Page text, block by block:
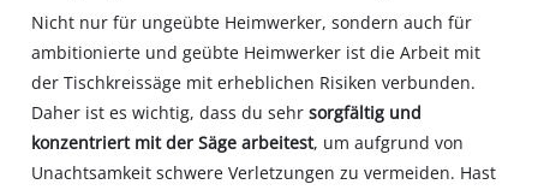
Nicht nur für ungeübte Heimwerker, sondern auch für
ambitionierte und geübte Heimwerker ist die Arbeit mit
der Tischkreissäge mit erheblichen Risiken verbunden.
Daher ist es wichtig, dass du sehrsorgfältig und
konzentriert mit der Säge arbeitest, um aufgrund von
Unachtsamkeit schwere Verletzungen zu vermeiden. Hast